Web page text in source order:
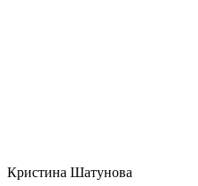
Кристина Шатунова